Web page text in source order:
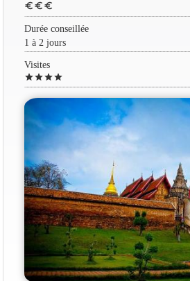
euro euro euro
Durée conseillée
1 à 2 jours
Visites
starstarstarstar